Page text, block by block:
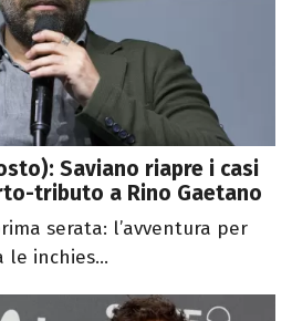
Saviano riapre i casi
tributo a Rino Gaetano
serata: l’avventura per
le inchies...